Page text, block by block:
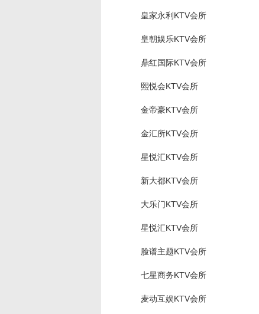
皇家永利KTV会所
皇朝娱乐KTV会所
鼎红国际KTV会所
熙悦会KTV会所
金帝豪KTV会所
金汇所KTV会所
星悦汇KTV会所
新大都KTV会所
大乐门KTV会所
星悦汇KTV会所
脸谱主题KTV会所
七星商务KTV会所
麦动互娱KTV会所